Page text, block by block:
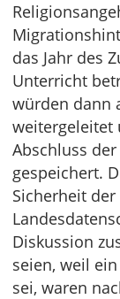
das Jahr des
Unterricht
würden dann
weitergeleitet
Abschluss
gespeichert.
Sicherheit
Diskussion
seien, weil
sei, waren